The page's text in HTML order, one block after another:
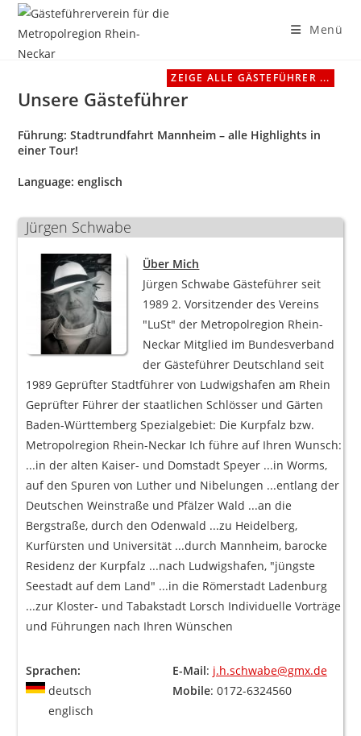
springen
Menü
Unsere Gästeführer
Führung:Stadtrundfahrt Mannheim – alle Highlights in
einer Tour!
Language:englisch
ZEIGE ALLE GÄSTEFÜHRER ...
Jürgen Schwabe
Über Mich
Jürgen Schwabe Gästeführer seit
1989 2. Vorsitzender des Vereins
"LuSt" der Metropolregion Rhein-
Neckar Mitglied im Bundesverband
der Gästeführer Deutschland seit
1989 Geprüfter Stadtführer von Ludwigshafen am Rhein
Geprüfter Führer der staatlichen Schlösser und Gärten
Baden-Württemberg Spezialgebiet: Die Kurpfalz bzw.
Metropolregion Rhein-Neckar Ich führe auf Ihren Wunsch:
...in der alten Kaiser- und Domstadt Speyer ...in Worms,
auf den Spuren von Luther und Nibelungen ...entlang der
Deutschen Weinstraße und Pfälzer Wald ...an die
Bergstraße, durch den Odenwald ...zu Heidelberg,
Kurfürsten und Universität ...durch Mannheim, barocke
Residenz der Kurpfalz ...nach Ludwigshafen, "jüngste
Seestadt auf dem Land" ...in die Römerstadt Ladenburg
...zur Kloster- und Tabakstadt Lorsch Individuelle Vorträge
und Führungen nach Ihren Wünschen
Sprachen:
deutsch
englisch
E-Mail: j.h.schwabe@gmx.de
Mobile: 0172-6324560